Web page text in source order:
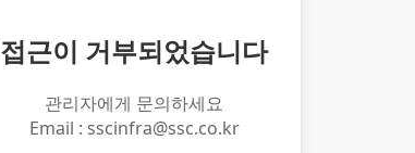
접근이 거부되었습니다
관리자에게 문의하세요
Email : sscinfra@ssc.co.kr